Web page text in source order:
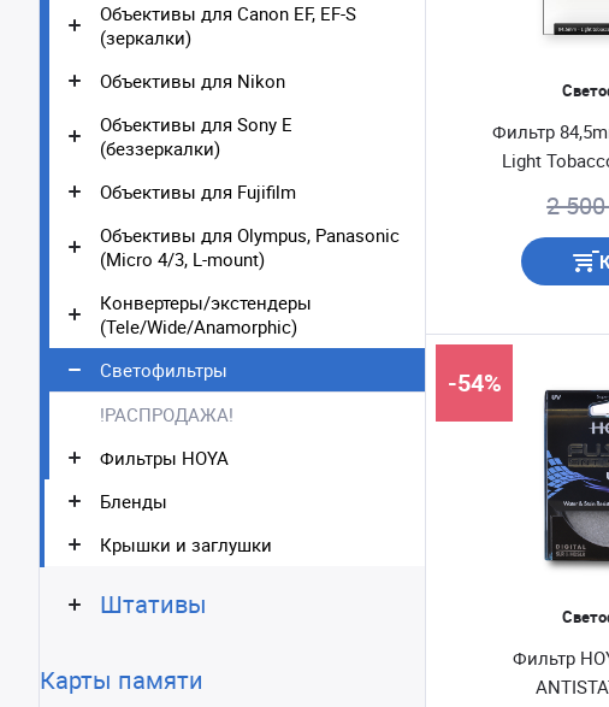
Объективы для Canon EF, EF-S
(зеркалки)
Объективы для Nikon
Объективы для Sony E
(беззеркалки)
Объективы для Fujifilm
Объективы для Olympus, Panasonic
(Micro 4/3, L-mount)
Конвертеры/экстендеры
(Tele/Wide/Anamorphic)
Светофильтры
!РАСПРОДАЖА!
Фильтры HOYA
Бленды
Крышки и заглушки
Штативы
Карты памяти
Фильтр
Light
2
Фильтр
-54%